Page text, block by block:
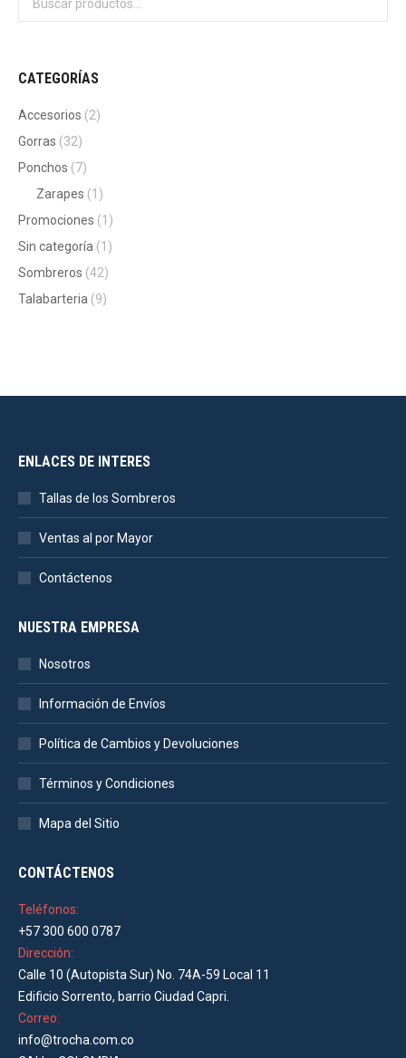
CATEGORÍAS
Accesorios (2)
Gorras (32)
Ponchos (7)
Zarapes (1)
Promociones (1)
Sin categoría (1)
Sombreros (42)
Talabarteria (9)
ENLACES DE INTERES
Tallas de los Sombreros
Ventas al por Mayor
Contáctenos
NUESTRA EMPRESA
Nosotros
Información de Envíos
Política de Cambios y Devoluciones
Términos y Condiciones
Mapa del Sitio
CONTÁCTENOS
Teléfonos:
+57 300 600 0787
Dirección:
Calle 10 (Autopista Sur) No. 74A-59 Local 11
Edificio Sorrento, barrio Ciudad Capri.
Correo:
info@trocha.com.co